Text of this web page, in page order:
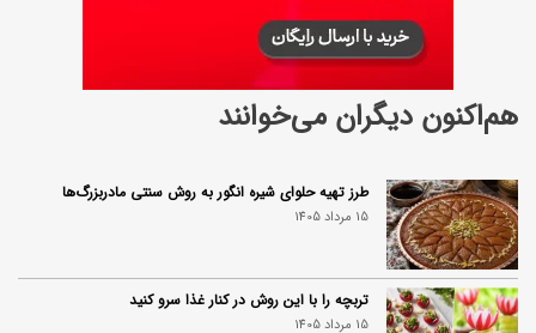
هم‌اکنون دیگران می‌خوانند
طرز تهیه حلوای شیره انگور به روش سنتی مادربزرگ‌ها
15 مرداد 1405
تربچه را با این روش در کنار غذا سرو کنید
15 مرداد 1405